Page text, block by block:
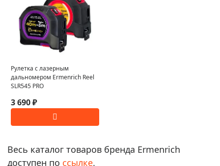
Рулетка с лазерным
дальномером Ermenrich Reel
SLR545 PRO
3 690 ₽
Весь каталог товаров бренда Ermenrich
доступен по ссылке.